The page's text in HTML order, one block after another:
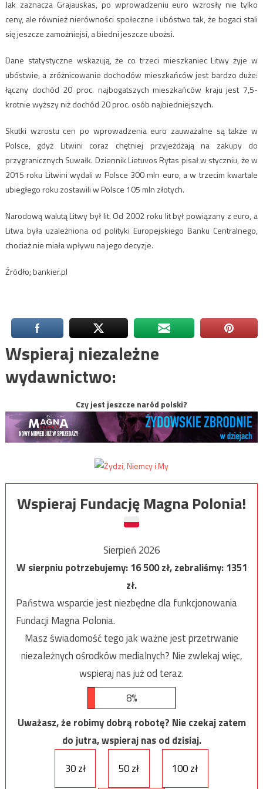
Jak zaznacza Grajauskas, po wprowadzeniu euro wzrosły nie tylko
ceny, ale również nierówności społeczne i ubóstwo tak, że bogaci stali
się jeszcze zamożniejsi, a biedni jeszcze ubożsi.
Dane statystyczne wskazują, że co trzeci mieszkaniec Litwy żyje w
ubóstwie, a zróżnicowanie dochodów mieszkańców jest bardzo duże:
łączny dochód 20 proc. najbogatszych mieszkańców kraju jest 7,5-
krotnie wyższy niż dochód 20 proc. osób najbiedniejszych.
Skutki wzrostu cen po wprowadzenia euro zauważalne są także w
Polsce, gdyż Litwini coraz chętniej przyjeżdżają na zakupy do
przygranicznych Suwałk. Dziennik Lietuvos Rytas pisał w styczniu, że w
2015 roku Litwini wydali w Polsce 300 mln euro, a w trzecim kwartale
ubiegłego roku zostawili w Polsce 105 mln złotych.
Narodową walutą Litwy był lit. Od 2002 roku lit był powiązany z euro, a
Litwa była uzależniona od polityki Europejskiego Banku Centralnego,
chociaż nie miała wpływu na jego decyzje.
Źródło; bankier.pl
Wspieraj niezależne
wydawnictwo:
Czy jest jeszcze naród polski?
Wspieraj Fundację Magna Polonia!
Sierpień 2026
W sierpniu potrzebujemy:16 500zł, zebraliśmy:1351
zł.
Państwa wsparcie jest niezbędne dla funkcjonowania
Fundacji Magna Polonia.
Masz świadomość tego jak ważne jest przetrwanie
niezależnych ośrodków medialnych? Nie zwlekaj więc,
wspieraj nas już od teraz.
8%
Uważasz, że robimy dobrą robotę? Nie czekaj zatem
do jutra, wspieraj nas od dzisiaj.
30 zł
50 zł 100 zł